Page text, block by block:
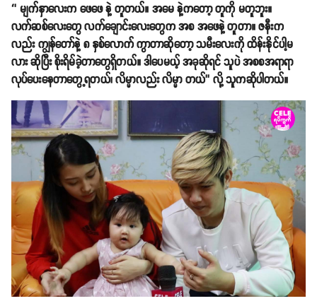
‘’ မျက်နှာလေးက ဖေဖေ နဲ့ တူတယ်။ အမေ နဲ့ကတော့ တူကို မတူဘူး။
လက်ဆစ်လေးတွေ လက်ချောင်းလေးတွေက အစ အဖေနဲ့ တူတာ။ ဇနီးက
လည်း ကျွန်တော်နဲ့ ၈ နှစ်လောက် ကွာတာဆိုတော့ သမီးလေးကို ထိန်းနိုင်ပါ့မ
လား ဆိုပြီး စိုးရိမ်ခဲ့တာတွေရှိတယ်။ ဒါပေမယ့် အခုဆိုရင် သူပဲ အစစအရာရာ
လုပ်ပေးနေတာတွေ့ရတယ်၊ လိမ္မာလည်း လိမ္မာ တယ်’’ လို့ သူကဆိုပါတယ်။